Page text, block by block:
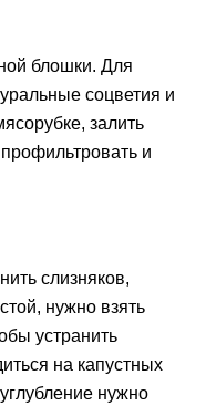
блошки. Для
соцветия и
залить
и
слизняков,
нужно взять
устранить
на капустных
нужно